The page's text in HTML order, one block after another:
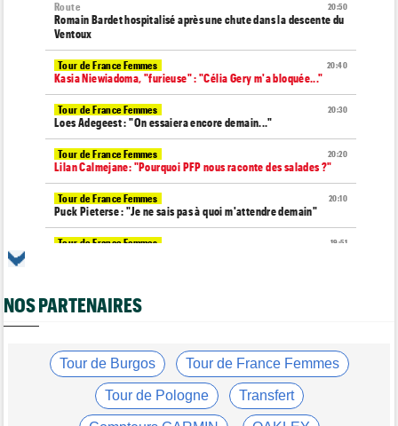
20:50
Route
Romain Bardet hospitalisé après une chute dans la descente du
Ventoux
20:40
Tour de France Femmes
Kasia Niewiadoma, "furieuse" : "Célia Gery m'a bloquée..."
20:30
Tour de France Femmes
Loes Adegeest : "On essaiera encore demain..."
20:20
Tour de France Femmes
Lilan Calmejane: "Pourquoi PFP nous raconte des salades ?"
20:10
Tour de France Femmes
Puck Pieterse : "Je ne sais pas à quoi m'attendre demain"
19:51
Tour de France Femmes
Felix Gall : "Ma 1ère victoire au général : un accomplissement !"
19:13
Tour de France Femmes
Demi Vollering : "Cela prouve que si on rêve en grand..."
Tour d'Espagne
NOS PARTENAIRES
Tour de Burgos Tour de France Femmes
Tour de Pologne Transfert